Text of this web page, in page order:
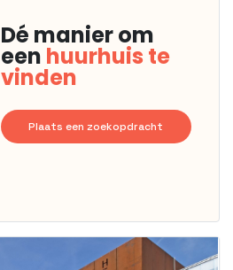
Dé manier om
een huurhuis te
vinden
Plaats een zoekopdracht